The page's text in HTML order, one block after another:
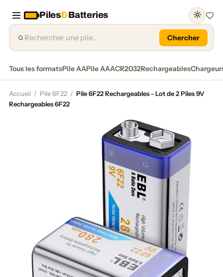
Piles&Batteries
Chercher
Tous les formatsPile AAPile AAACR2032Rechargeables
Accueil / Pile 6F22 / Pile 6F22 Rechargeables - Lot de 2 Piles 9V
Rechargeables 6F22